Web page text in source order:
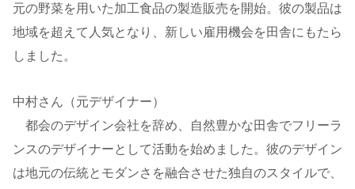
元の野菜を用いた加工食品の製造販売を開始。彼の製品は
地域を超えて人気となり、新しい雇用機会を田舎にもたら
しました。
中村さん（元デザイナー）
都会のデザイン会社を辞め、自然豊かな田舎でフリーラ
ンスのデザイナーとして活動を始めました。彼のデザイン
は地元の伝統とモダンさを融合させた独自のスタイルで、